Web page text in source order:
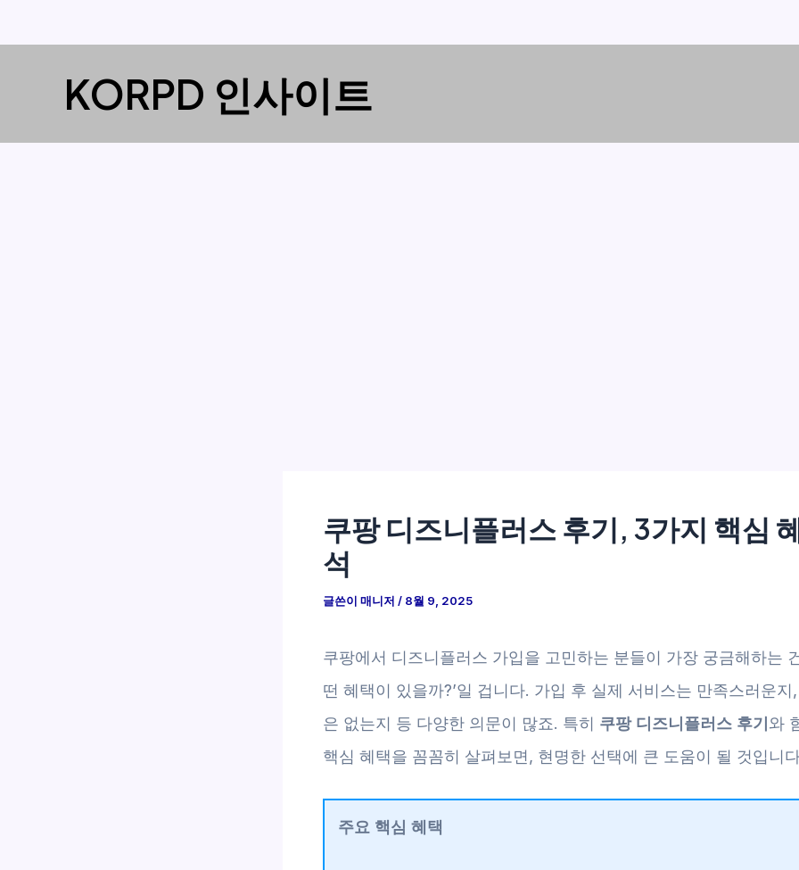
KORPD 인사이트
쿠팡 디즈니플러스 후기, 3가지 핵심
석
글쓴이 매니저 / 8월 9, 2025
쿠팡에서 디즈니플러스 가입을 고민하는 분들이 가장 궁금해하는
떤 혜택이 있을까?’일 겁니다. 가입 후 실제 서비스는 만족스러운지
은 없는지 등 다양한 의문이 많죠. 특히 쿠팡 디즈니플러스 후기 와
핵심 혜택을 꼼꼼히 살펴보면, 현명한 선택에 큰 도움이 될 것입니
주요 핵심 혜택